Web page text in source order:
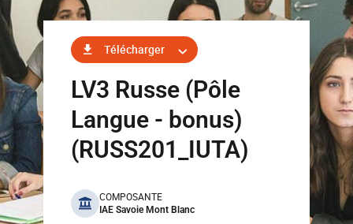
Télécharger
LV3 Russe (Pôle
Langue - bonus)
(RUSS201_IUTA)
benefits
COMPOSANTE
IAE Savoie Mont Blanc